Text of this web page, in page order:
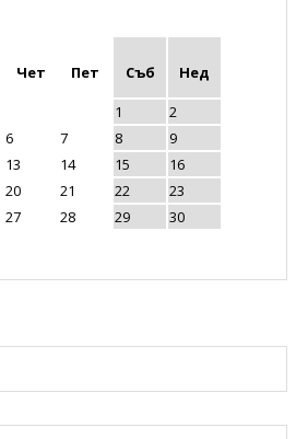
Чет Пет Съб
Нед
1
2
6 7 8
9
13 14 15
16
20 21 22
23
27 28 29
30